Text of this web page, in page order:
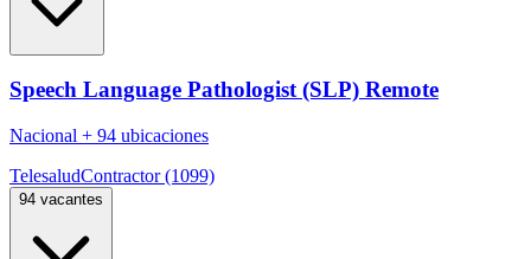
Speech Language Pathologist (SLP) Remote
Nacional + 94 ubicaciones
TelesaludContractor (1099)
94 vacantes